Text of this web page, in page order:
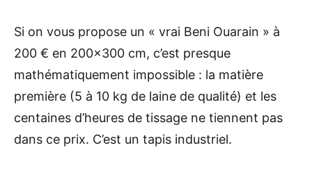
Si on vous propose un « vrai Beni Ouarain » à
200 € en 200×300 cm, c’est presque
mathématiquement impossible : la matière
première (5 à 10 kg de laine de qualité) et les
centaines d’heures de tissage ne tiennent pas
dans ce prix. C’est un tapis industriel.